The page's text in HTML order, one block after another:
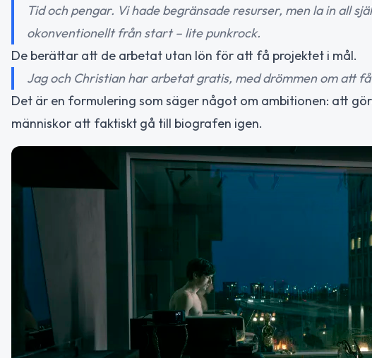
Tid och pengar. Vi hade begränsade resurser, men la in all
okonventionellt från start – lite punkrock.
De berättar att de arbetat utan lön för att få projektet i mål.
Jag och Christian har arbetat gratis, med drömmen om att
Det är en formulering som säger något om ambitionen: att
människor att faktiskt gå till biografen igen.